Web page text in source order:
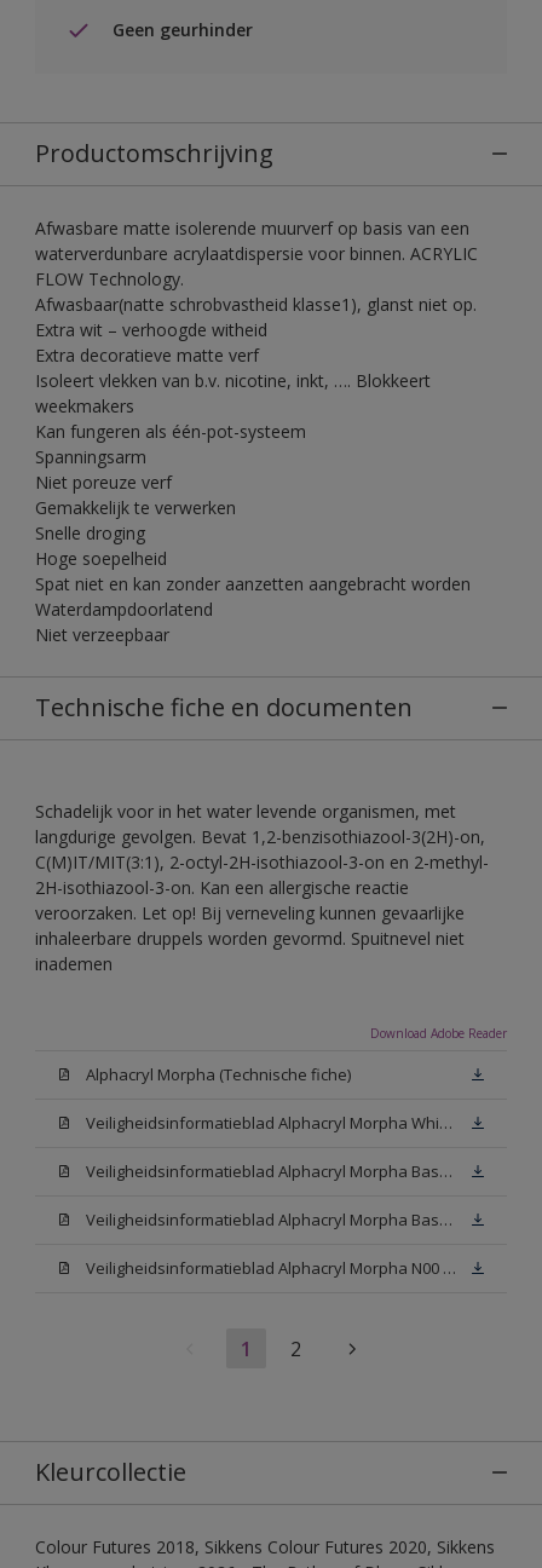
Geen geurhinder
Productomschrijving
Afwasbare matte isolerende muurverf op basis van een
waterverdunbare acrylaatdispersie voor binnen. ACRYLIC
FLOW Technology.
Afwasbaar(natte schrobvastheid klasse1), glanst niet op.
Extra wit – verhoogde witheid
Extra decoratieve matte verf
Isoleert vlekken van b.v. nicotine, inkt, …. Blokkeert
weekmakers
Kan fungeren als één-pot-systeem
Spanningsarm
Niet poreuze verf
Gemakkelijk te verwerken
Snelle droging
Hoge soepelheid
Spat niet en kan zonder aanzetten aangebracht worden
Waterdampdoorlatend
Niet verzeepbaar
Technische fiche en documenten
Schadelijk voor in het water levende organismen, met
langdurige gevolgen. Bevat 1,2-benzisothiazool-3(2H)-on,
C(M)IT/MIT(3:1), 2-octyl-2H-isothiazool-3-on en 2-methyl-
2H-isothiazool-3-on. Kan een allergische reactie
veroorzaken. Let op! Bij verneveling kunnen gevaarlijke
inhaleerbare druppels worden gevormd. Spuitnevel niet
inademen
Download Adobe Reader
Alphacryl Morpha (Technische fiche)
Veiligheidsinformatieblad Alphacryl Morpha White (SDS)
Veiligheidsinformatieblad Alphacryl Morpha Base N00 (SDS)
Veiligheidsinformatieblad Alphacryl Morpha Base W05 (SDS)
Veiligheidsinformatieblad Alphacryl Morpha N00 (SDS)
1 2
Kleurcollectie
Colour Futures 2018, Sikkens Colour Futures 2020, Sikkens